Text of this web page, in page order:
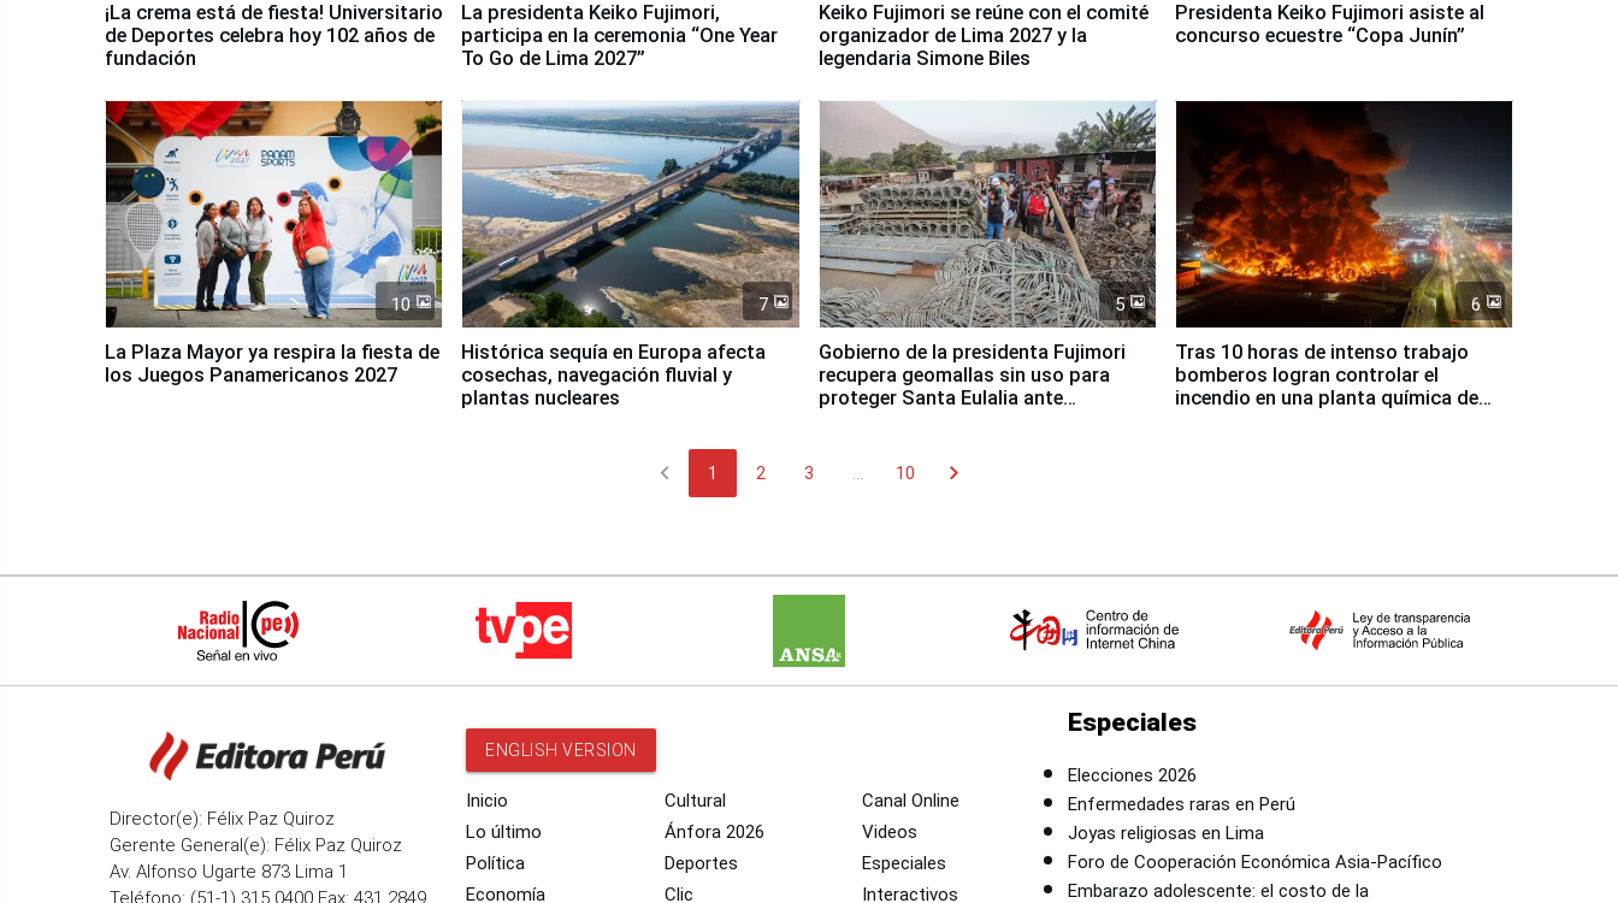
¡La crema está de fiesta! Universitario
de Deportes celebra hoy 102 años de
fundación
La presidenta Keiko Fujimori,
participa en la ceremonia “One Year
To Go de Lima 2027”
Keiko Fujimori se reúne con el comité
organizador de Lima 2027 y la
legendaria Simone Biles
Presidenta Keiko Fujimori asiste al
concurso ecuestre “Copa Junín”
10
La Plaza Mayor ya respira la fiesta de
los Juegos Panamericanos 2027
7
Histórica sequía en Europa afecta
cosechas, navegación fluvial y
plantas nucleares
5
Gobierno de la presidenta Fujimori
recupera geomallas sin uso para
proteger Santa Eulalia ante
6
Tras 10 horas de intenso trabajo
bomberos logran controlar el
incendio en una planta química de
chevron_left 1 2 3 10 chevron_right
Director(e): Félix Paz Quiroz
Gerente General(e): Félix Paz Quiroz
Av. Alfonso Ugarte 873 Lima 1
ENGLISH VERSION
Inicio
Lo último
Política
Economía
Cultural
Ánfora 2026
Deportes
Clic
Canal Online
Videos
Especiales
Interactivos
Especiales
Elecciones 2026
Enfermedades raras en Perú
Joyas religiosas en Lima
Foro de Cooperación Económica Asia-Pacífico
Embarazo adolescente: el costo de la